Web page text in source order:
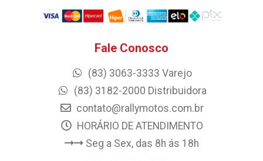
Fale Conosco
(83) 3063-3333 Varejo
(83) 3182-2000 Distribuidora
contato@rallymotos.com.br
HORÁRIO DE ATENDIMENTO
Seg a Sex, das 8h ás 18h